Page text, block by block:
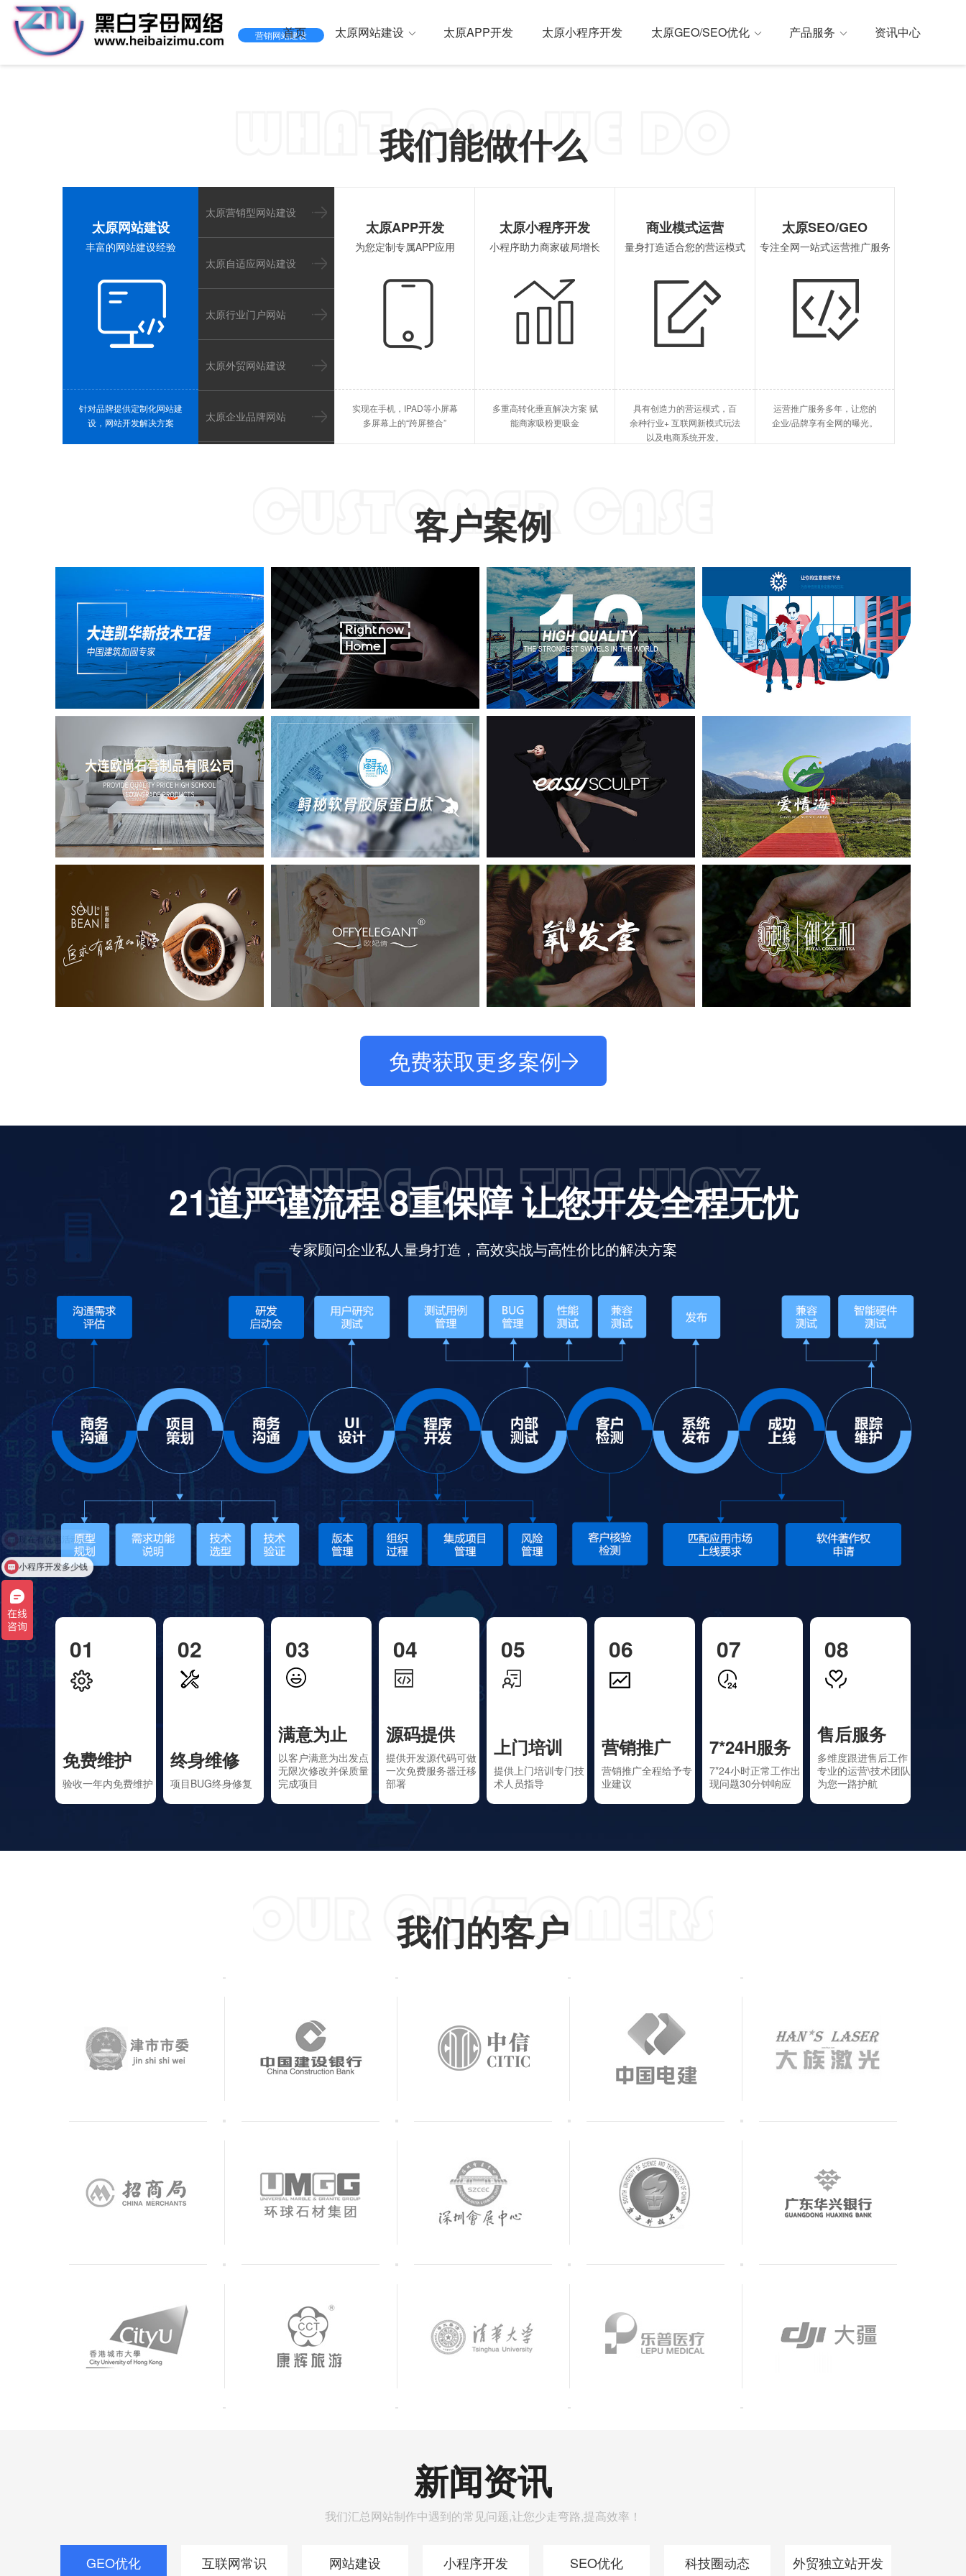
营销网站建设
首页 太原网站建设 太原APP开发 太原小程序开发 太原GEO/SEO优化 产品服务 资讯中心
黑白字母网络 一站式全网营销解决方案
太原网站建设
社区电商、直播种草、等等 答题考试、直播授课、等等
旅游酒店
旅游平台，酒店系统、等等
企业软件
我们能做什么
太原网站建设
丰富的网站建设经验
针对品牌提供定制化网站建
设，网站开发解决方案
太原营销型网站建设
太原自适应网站建设
太原行业门户网站
太原外贸网站建设
太原企业品牌网站
太原APP开发
为您定制专属APP应用
实现在手机，IPAD等小屏幕
多屏幕上的“跨屏整合”
太原安卓APP开发
太原IPAD开发
太原小程序开发
小程序助力商家破局增长
多重高转化垂直解决方案 赋
能商家吸粉更吸金
太原百度小程序开发
太原快手小程序开发
商业模式运营
量身打造适合您的营运模式
具有创造力的营运模式，百
余种行业+ 互联网新模式玩法
以及电商系统开发。
P2C(生活服务)
SaaS(软件服务)
太原SEO/GEO
专注全网一站式运营推广服务
运营推广服务多年，让您的
企业/品牌享有全网的曝光。
客户案例
免费获取更多案例
21道严谨流程 8重保障 让您开发全程无忧
专家顾问企业私人量身打造，高效实战与高性价比的解决方案
01
免费维护
验收一年内免费维护
02
终身维修
项目BUG终身修复
03
满意为止
以客户满意为出发点
无限次修改并保质量
完成项目
04
源码提供
提供开发源代码可做
一次免费服务器迁移
部署
05
上门培训
提供上门培训专门技
术人员指导
06
营销推广
营销推广全程给予专
业建议
07
7*24H服务
7*24小时正常工作出
现问题30分钟响应
08
售后服务
多维度跟进售后工作
专业的运营\技术团队
为您一路护航
我们的客户
新闻资讯
我们汇总网站制作中遇到的常见问题,让您少走弯路,提高效率！
GEO优化 互联网常识 网站建设 小程序开发 SEO优化 科技圈动态 外贸独立站开发
小程序开发多少钱